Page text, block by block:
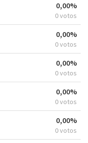
0,00%
0 votos
0,00%
0 votos
0,00%
0 votos
0,00%
0 votos
0,00%
0 votos